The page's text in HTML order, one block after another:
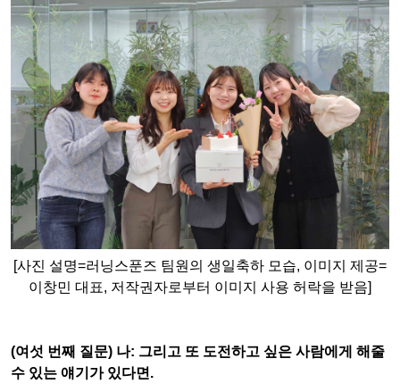
[사진 설명=러닝스푼즈 팀원의 생일축하 모습, 이미지 제공=
이창민 대표, 저작권자로부터 이미지 사용 허락을 받음]
(여섯 번째 질문) 나: 그리고 또 도전하고 싶은 사람에게 해줄
수 있는 얘기가 있다면 .